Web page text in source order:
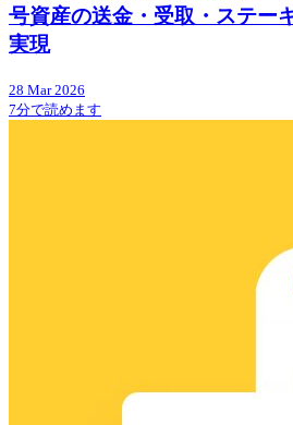
号資産の送金・受取・ステー
実現
28 Mar 2026
7分で読めます